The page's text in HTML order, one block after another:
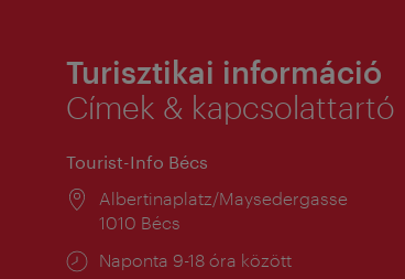
Turisztikai információ
Címek & kapcsolattartó
Tourist-Info Bécs
Helyszín:
Albertinaplatz/Maysedergasse
1010 Bécs
Nyitva
Naponta 9-18 óra között